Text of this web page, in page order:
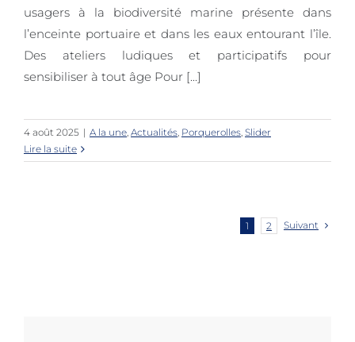
usagers à la biodiversité marine présente dans
l’enceinte portuaire et dans les eaux entourant l’île.
Des ateliers ludiques et participatifs pour
sensibiliser à tout âge Pour [...]
4 août 2025 | A la une, Actualités, Porquerolles, Slider
Lire la suite
1 2 Suivant